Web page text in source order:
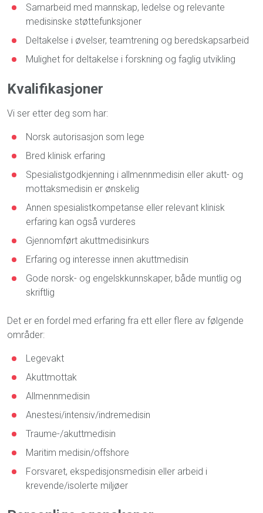
Samarbeid med mannskap, ledelse og relevante
medisinske støttefunksjoner
Deltakelse i øvelser, teamtrening og beredskapsarbeid
Mulighet for deltakelse i forskning og faglig utvikling
Kvalifikasjoner
Vi ser etter deg som har:
Norsk autorisasjon som lege
Bred klinisk erfaring
Spesialistgodkjenning i allmennmedisin eller akutt- og
mottaksmedisin er ønskelig
Annen spesialistkompetanse eller relevant klinisk
erfaring kan også vurderes
Gjennomført akuttmedisinkurs
Erfaring og interesse innen akuttmedisin
Gode norsk- og engelskkunnskaper, både muntlig og
skriftlig
Det er en fordel med erfaring fra ett eller flere av følgende
områder:
Legevakt
Akuttmottak
Allmennmedisin
Anestesi/intensiv/indremedisin
Traume-/akuttmedisin
Maritim medisin/offshore
Forsvaret, ekspedisjonsmedisin eller arbeid i
krevende/isolerte miljøer